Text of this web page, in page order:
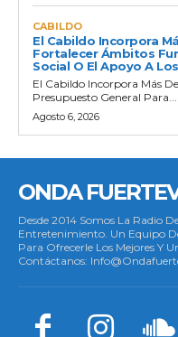
CABILDO
El Cabildo Incorpora
Fortalecer Ámbitos
Social O El Apoyo A
El Cabildo Incorpora Más
Presupuesto General Para...
Agosto 6, 2026
ONDA
Desde 2014 Somos La Radio
Entretenimiento. Un Equipo
Para Ofrecerle Los Mejores Y
Contáctanos: